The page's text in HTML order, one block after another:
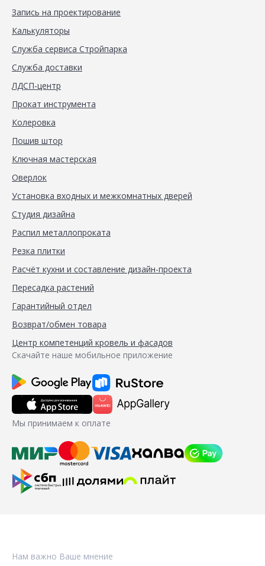
Запись на проектирование
Калькуляторы
Служба сервиса Стройпарка
Служба доставки
ЛДСП-центр
Прокат инструмента
Колеровка
Пошив штор
Ключная мастерская
Оверлок
Установка входных и межкомнатных дверей
Студия дизайна
Распил металлопроката
Резка плитки
Расчёт кухни и составление дизайн-проекта
Пересадка растений
Гарантийный отдел
Возврат/обмен товара
Центр компетенций кровель и фасадов
Скачайте наше мобильное приложение
Мы принимаем к оплате
Нам важно Ваше мнение